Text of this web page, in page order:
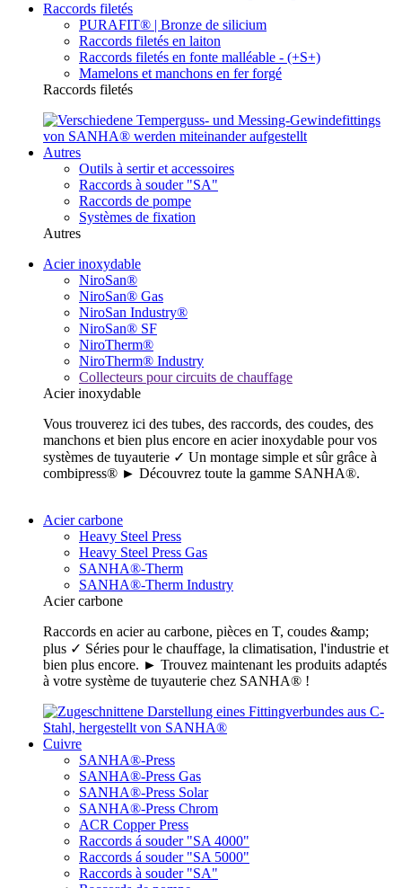
Raccords filetés
PURAFIT® | Bronze de silicium
Raccords filetés en laiton
Raccords filetés en fonte malléable - (+S+)
Mamelons et manchons en fer forgé
Raccords filetés
Autres
Outils à sertir et accessoires
Raccords à souder "SA"
Raccords de pompe
Systèmes de fixation
Autres
Acier inoxydable
NiroSan®
NiroSan® Gas
NiroSan Industry®
NiroSan® SF
NiroTherm®
NiroTherm® Industry
Collecteurs pour circuits de chauffage
Acier inoxydable
Vous trouverez ici des tubes, des raccords, des coudes, des
manchons et bien plus encore en acier inoxydable pour vos
systèmes de tuyauterie ✓ Un montage simple et sûr grâce à
combipress® ► Découvrez toute la gamme SANHA®.
Acier carbone
Heavy Steel Press
Heavy Steel Press Gas
SANHA®-Therm
SANHA®-Therm Industry
Acier carbone
Raccords en acier au carbone, pièces en T, coudes &amp;
plus ✓ Séries pour le chauffage, la climatisation, l'industrie et
bien plus encore. ► Trouvez maintenant les produits adaptés
à votre système de tuyauterie chez SANHA® !
Cuivre
SANHA®-Press
SANHA®-Press Gas
SANHA®-Press Solar
SANHA®-Press Chrom
ACR Copper Press
Raccords á souder "SA 4000"
Raccords á souder "SA 5000"
Raccords à souder "SA"